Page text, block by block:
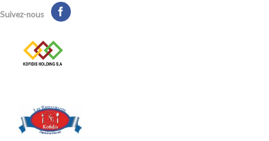
Suivez-nous